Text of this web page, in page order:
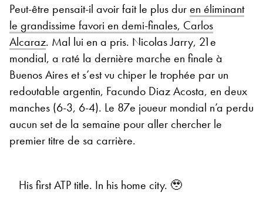
Peut-être pensait-il avoir fait le plus duren éliminant
le grandissime favori en demi-finales, Carlos
Alcaraz. Mal lui en a pris. Nicolas Jarry, 21e
mondial, a raté la dernière marche en finale à
Buenos Aires et s’est vu chiper le trophée par un
redoutable argentin, Facundo Diaz Acosta, en deux
manches (6-3, 6-4). Le 87e joueur mondial n’a perdu
aucun set de la semaine pour aller chercher le
premier titre de sa carrière.
His first ATP title. In his home city. 🥹